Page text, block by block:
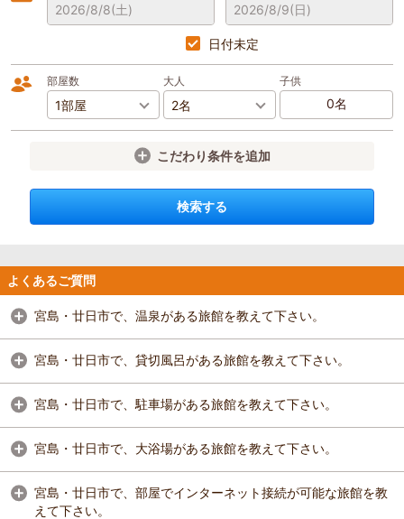
2026/8/8(土) 2026/8/9(日)
日付未定
部屋数 大人 子供
こだわり条件を追加
検索する
よくあるご質問
宮島・廿日市で、温泉がある旅館を教えて下さい。
宮島・廿日市で、貸切風呂がある旅館を教えて下さい。
宮島・廿日市で、駐車場がある旅館を教えて下さい。
宮島・廿日市で、大浴場がある旅館を教えて下さい。
宮島・廿日市で、部屋でインターネット接続が可能な旅館を教
えて下さい。